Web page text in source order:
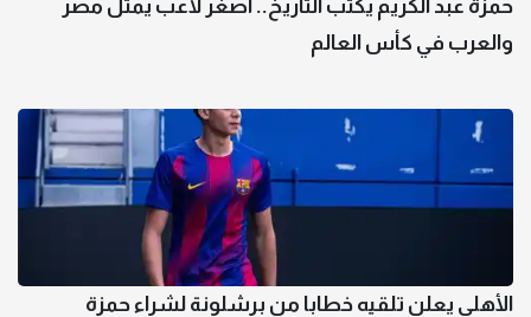
حمزة عبد الكريم يكتب التاريخ.. أصغر لاعب يمثل مصر
والعرب في كأس العالم
الأهلي يعلن تلقيه خطابا من برشلونة لشراء حمزة